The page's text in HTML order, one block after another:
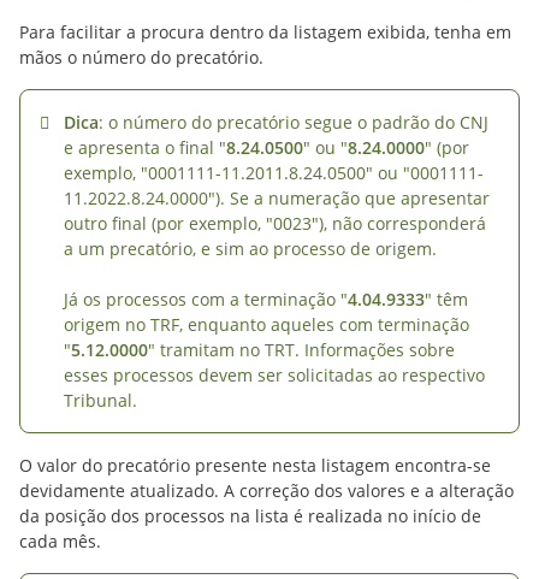
Para facilitar a procura dentro da listagem exibida, tenha em
mãos o número do precatório.
Dica: o número do precatório segue o padrão do CNJ
e apresenta o final "8.24.0500" ou "8.24.0000" (por
exemplo, "0001111-11.2011.8.24.0500" ou "0001111-
11.2022.8.24.0000"). Se a numeração que apresentar
outro final (por exemplo, "0023"), não corresponderá
a um precatório, e sim ao processo de origem.
Já os processos com a terminação "4.04.9333" têm
origem no TRF, enquanto aqueles com terminação
"5.12.0000" tramitam no TRT. Informações sobre
esses processos devem ser solicitadas ao respectivo
Tribunal.
O valor do precatório presente nesta listagem encontra-se
devidamente atualizado. A correção dos valores e a alteração
da posição dos processos na lista é realizada no início de
cada mês.